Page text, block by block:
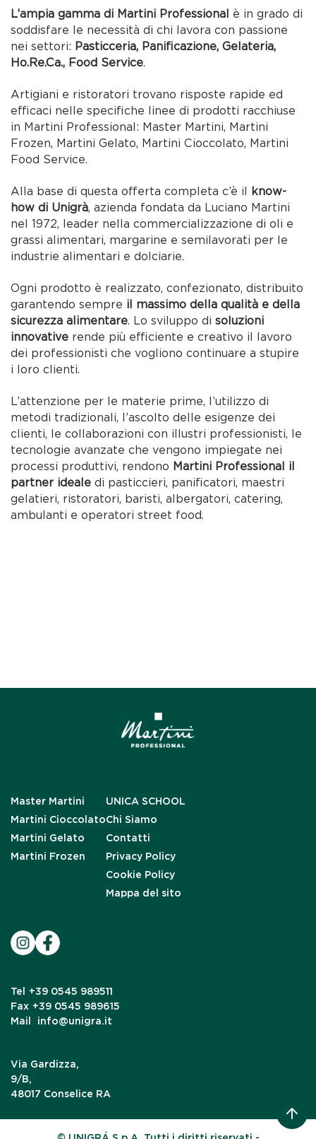
L’ampia gamma di Martini Professional è in grado di
soddisfare le necessità di chi lavora con passione
nei settori: Pasticceria, Panificazione, Gelateria,
Ho.Re.Ca., Food Service.
Artigiani e ristoratori trovano risposte rapide ed
efficaci nelle specifiche linee di prodotti racchiuse
in Martini Professional: Master Martini, Martini
Frozen, Martini Gelato, Martini Cioccolato, Martini
Food Service.
Alla base di questa offerta completa c’è il know-
how di Unigrà, azienda fondata da Luciano Martini
nel 1972, leader nella commercializzazione di oli e
grassi alimentari, margarine e semilavorati per le
industrie alimentari e dolciarie.
Ogni prodotto è realizzato, confezionato, distribuito
garantendo sempre il massimo della qualità e della
sicurezza alimentare. Lo sviluppo disoluzioni
innovative rende più efficiente e creativo il lavoro
dei professionisti che vogliono continuare a stupire
i loro clienti.
L’attenzione per le materie prime, l’utilizzo di
metodi tradizionali, l’ascolto delle esigenze dei
clienti, le collaborazioni con illustri professionisti, le
tecnologie avanzate che vengono impiegate nei
processi produttivi, rendono Martini Professional il
partner ideale di pasticcieri, panificatori, maestri
gelatieri, ristoratori, baristi, albergatori, catering,
ambulanti e operatori street food.
Master Martini
Martini Cioccolato
Martini Gelato
Martini Frozen
UNICA SCHOOL
Chi Siamo
Contatti
Privacy Policy
Cookie Policy
Mappa del sito
Tel
+39 0545 989511
Fax +39 0545 989615
Mail
info@unigra.it
Via Gardizza,
9/B,
48017 Conselice RA